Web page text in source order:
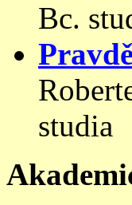
Bc.
studia